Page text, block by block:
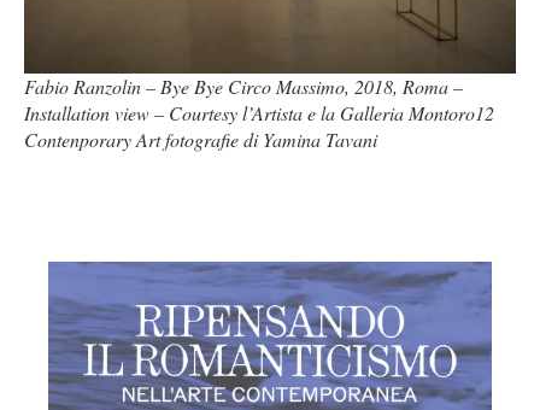
Fabio Ranzolin – Bye Bye Circo Massimo, 2018, Roma –
Installation view – Courtesy l’Artista e la Galleria Montoro12
Contenporary Art fotografie di Yamina Tavani